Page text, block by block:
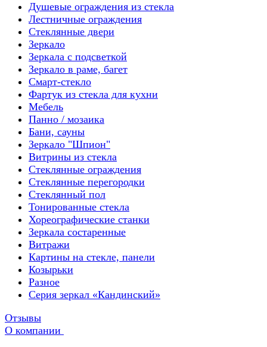
Душевые ограждения из стекла
Лестничные ограждения
Стеклянные двери
Зеркало
Зеркала с подсветкой
Зеркало в раме, багет
Смарт-стекло
Фартук из стекла для кухни
Мебель
Панно / мозаика
Бани, сауны
Зеркало "Шпион"
Витрины из стекла
Стеклянные ограждения
Стеклянные перегородки
Стеклянный пол
Тонированные стекла
Хореографические станки
Зеркала состаренные
Витражи
Картины на стекле, панели
Козырьки
Разное
Серия зеркал «Кандинский»
Отзывы
О компании